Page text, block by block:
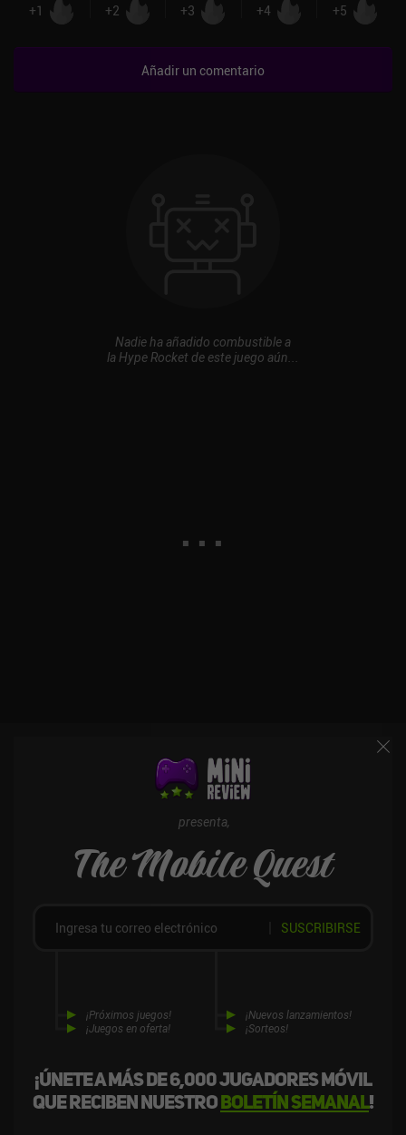
+1 +2 +3 +4 +5
Añadir un comentario
Nadie ha añadido combustible a
la Hype Rocket de este juego aún...
presenta,
The Mobile Quest
¡Únete a más de 6,000 jugadores móvil
que reciben nuestroboletín semanal!
¡Próximos juegos!
¡Juegos en oferta!
¡Nuevos lanzamientos!
¡Sorteos!
SUSCRIBIRSE